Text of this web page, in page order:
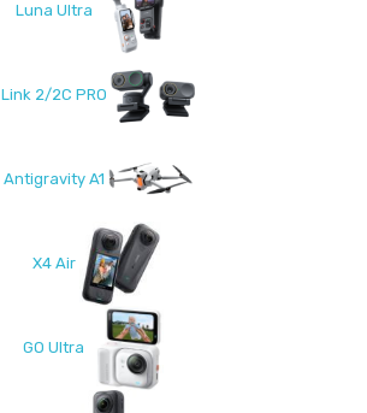
Luna Ultra
Link 2/2C PRO
Antigravity A1
X4 Air
GO Ultra